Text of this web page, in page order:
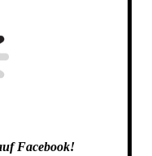
Facebook!